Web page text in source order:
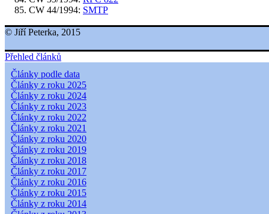
CW 44/1994: SMTP
© Jiří Peterka, 2015
Přehled článků
Články podle data
Články z roku 2025
Články z roku 2024
Články z roku 2023
Články z roku 2022
Články z roku 2021
Články z roku 2020
Články z roku 2019
Články z roku 2018
Články z roku 2017
Články z roku 2016
Články z roku 2015
Články z roku 2014